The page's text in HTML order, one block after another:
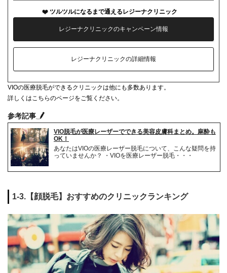
ツルツルになるまで通えるレジーナクリニック
レジーナクリニックのキャンペーン情報
レジーナクリニックの詳細情報
VIOの医療脱毛ができるクリニックは他にも多数あります。
詳しくはこちらのページをご覧ください。
参考記事
VIO脱毛が医療レーザーでできる美容皮膚科まとめ。麻酔も
OK！
あなたはVIOの医療レーザー脱毛について、こんな疑問を持
っていませんか？ ・VIOを医療レーザー脱毛・・・
1-3.【顔脱毛】おすすめのクリニックランキング